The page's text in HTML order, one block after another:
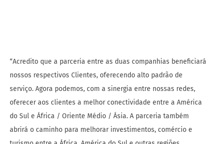
do Sul e África / Oriente Médio / Ásia. A parceria também
abrirá o caminho para melhorar investimentos, comércio e
turismo entre a África, América do Sul e outras regiões
atendidas”, disse o Sr. Busera Awel, VP de Planejamento
Estratégico e Alianças – Grupo de Planejamento Estratégico e
Alianças na Ethiopian Airlines.